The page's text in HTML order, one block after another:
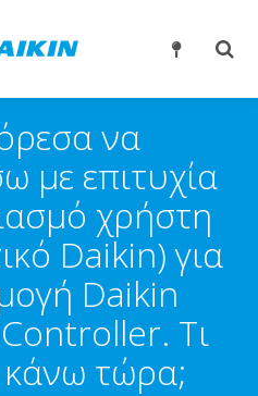
να
με επιτυχία
χρήστη
Daikin) για
Daikin
Τι
κάνω τώρα;